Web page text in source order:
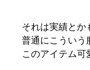
それは実績とか
普通にこういう
このアイテム可